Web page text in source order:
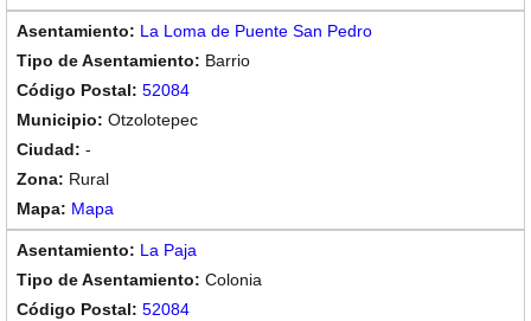
La Loma de Puente San Pedro
Barrio
52084
Otzolotepec
-
Rural
Mapa
La Paja
Colonia
52084